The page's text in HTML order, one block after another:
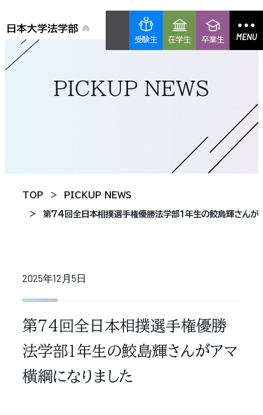
受験生 在学生 卒業生 MENU
PICKUP NEWS
TOP PICKUP NEWS
第74回全日本相撲選手権優勝法学部１年生の鮫島輝さんが
2025年12月5日
第74回全日本相撲選手権優勝
法学部１年生の鮫島輝さんがアマ
横綱になりました